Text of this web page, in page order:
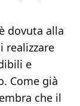
dovuta alla
realizzare
e
Come già
che il